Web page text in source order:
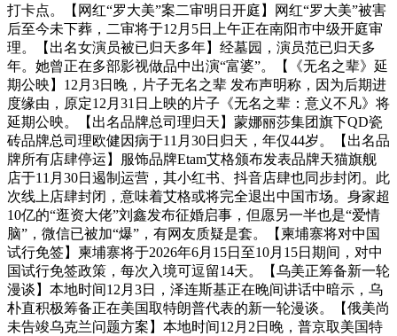
打卡点。【网红“罗大美”案二审明日开庭】网红“罗大美”被害
后至今未下葬，二审将于12月5日上午正在南阳市中级开庭审
理。【出名女演员被已归天多年】经墓园，演员范已归天多
年。她曾正在多部影视做品中出演“富婆”。【《无名之辈》延
期公映】12月3日晚，片子无名之辈 发布声明称，因为后期进
度缘由，原定12月31日上映的片子《无名之辈：意义不凡》将
延期公映。【出名品牌总司理归天】蒙娜丽莎集团旗下QD瓷
砖品牌总司理欧健因病于11月30日归天，年仅44岁。【出名品
牌所有店肆停运】服饰品牌Etam艾格颁布发表品牌天猫旗舰
店于11月30日遏制运营，其小红书、抖音店肆也同步封闭。此
次线上店肆封闭，意味着艾格或将完全退出中国市场。身家超
10亿的“逛资大佬”刘鑫发布征婚启事，但愿另一半也是“爱情
脑”，微信已被加“爆”，有网友质疑是套。【柬埔寨将对中国
试行免签】柬埔寨将于2026年6月15日至10月15日期间，对中
国试行免签政策，每次入境可逗留14天。【乌美正筹备新一轮
漫谈】本地时间12月3日，泽连斯基正在晚间讲话中暗示，乌
朴直积极筹备正在美国取特朗普代表的新一轮漫谈。【俄美尚
未告竣乌克兰问题方案】本地时间12月2日晚，普京取美国特